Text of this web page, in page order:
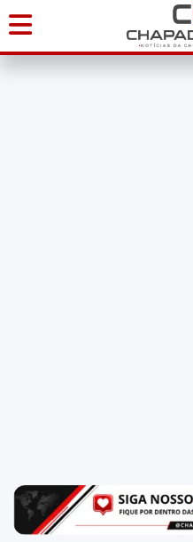
Início
NAS
NOSSAS
REDES